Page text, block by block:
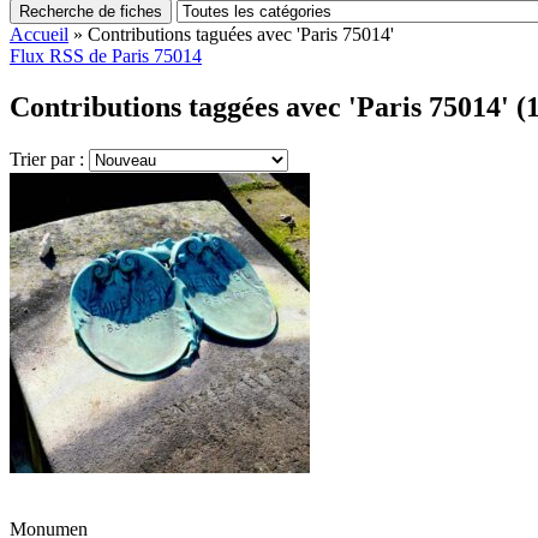
Recherche de fiches
Accueil » Contributions taguées avec 'Paris 75014'
Flux RSS de Paris 75014
Contributions taggées avec 'Paris 75014'
Trier par :
Monumen